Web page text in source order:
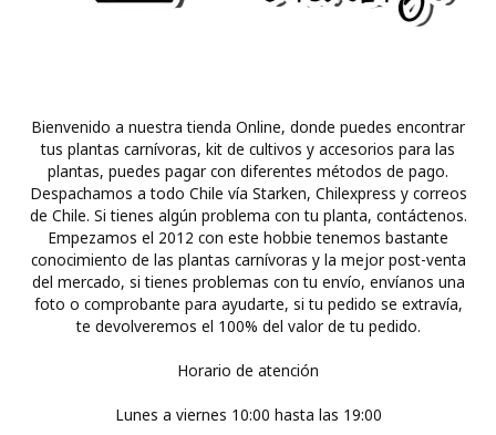
Bienvenido a nuestra tienda Online, donde puedes encontrar
tus plantas carnívoras, kit de cultivos y accesorios para las
plantas, puedes pagar con diferentes métodos de pago.
Despachamos a todo Chile vía Starken, Chilexpress y correos
de Chile. Si tienes algún problema con tu planta, contáctenos.
Empezamos el 2012 con este hobbie tenemos bastante
conocimiento de las plantas carnívoras y la mejor post-venta
del mercado, si tienes problemas con tu envío, envíanos una
foto o comprobante para ayudarte, si tu pedido se extravía,
te devolveremos el 100% del valor de tu pedido.
Horario de atención
Lunes a viernes 10:00 hasta las 19:00